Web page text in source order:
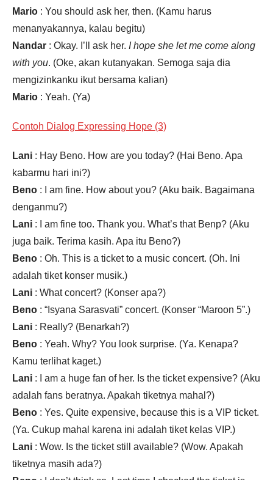
Mario : You should ask her, then. (Kamu harus
menanyakannya, kalau begitu)
Nandar : Okay. I’ll ask her. I hope she let me come along
with you. (Oke, akan kutanyakan. Semoga saja dia
mengizinkanku ikut bersama kalian)
Mario : Yeah. (Ya)
Contoh Dialog Expressing Hope (3)
Lani : Hay Beno. How are you today? (Hai Beno. Apa
kabarmu hari ini?)
Beno : I am fine. How about you? (Aku baik. Bagaimana
denganmu?)
Lani : I am fine too. Thank you. What’s that Benp? (Aku
juga baik. Terima kasih. Apa itu Beno?)
Beno : Oh. This is a ticket to a music concert. (Oh. Ini
adalah tiket konser musik.)
Lani : What concert? (Konser apa?)
Beno : “Isyana Sarasvati” concert. (Konser “Maroon 5”.)
Lani : Really? (Benarkah?)
Beno : Yeah. Why? You look surprise. (Ya. Kenapa?
Kamu terlihat kaget.)
Lani : I am a huge fan of her. Is the ticket expensive? (Aku
adalah fans beratnya. Apakah tiketnya mahal?)
Beno : Yes. Quite expensive, because this is a VIP ticket.
(Ya. Cukup mahal karena ini adalah tiket kelas VIP.)
Lani : Wow. Is the ticket still available? (Wow. Apakah
tiketnya masih ada?)